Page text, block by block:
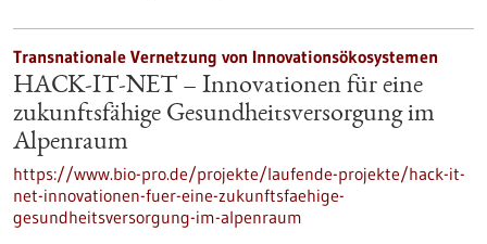
Transnationale Vernetzung von Innovationsökosystemen
HACK-IT-NET – Innovationen für eine
zukunftsfähige Gesundheitsversorgung im
Alpenraum
https://www.bio-pro.de/projekte/laufende-projekte/hack-it-
net-innovationen-fuer-eine-zukunftsfaehige-
gesundheitsversorgung-im-alpenraum